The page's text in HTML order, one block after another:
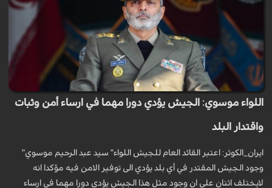
اللواء موسوي: الجيش يؤدي دورا مهما في ارساء أمن وثبات
واقتدار البلد
ايران_الكوثر: اعتبر القائد العام للجيش اللواء" سيد عبد الرحيم موسوي"
وجود الجيش المقتدر في أي بلد يؤدي الى توفير الامن فيه مؤكدا انه
لايختلف اثنان على ان وجود مثل هذا الجيش يؤدي دورا مهما في ارساء